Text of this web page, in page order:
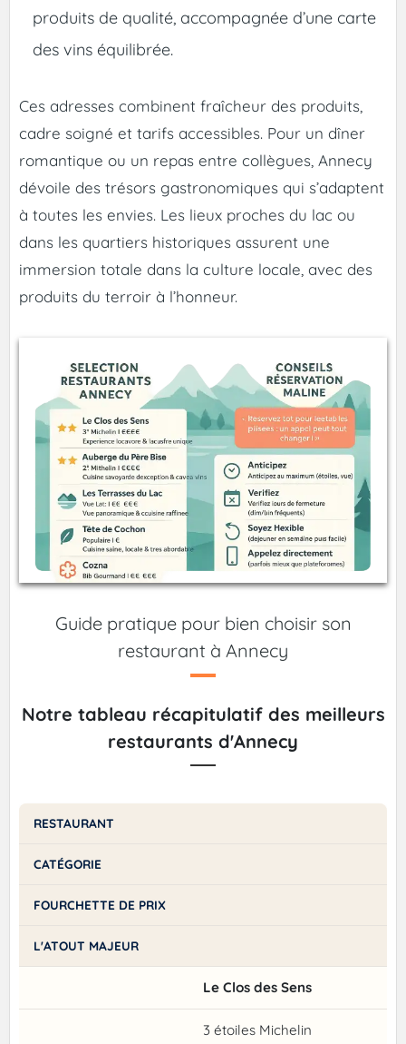
produits de qualité, accompagnée d’une carte
des vins équilibrée.
Ces adresses combinent fraîcheur des produits,
cadre soigné et tarifs accessibles. Pour un dîner
romantique ou un repas entre collègues, Annecy
dévoile des trésors gastronomiques qui s’adaptent
à toutes les envies. Les lieux proches du lac ou
dans les quartiers historiques assurent une
immersion totale dans la culture locale, avec des
produits du terroir à l’honneur.
Guide pratique pour bien choisir son
restaurant à Annecy
Notre tableau récapitulatif des meilleurs
restaurants d'Annecy
RESTAURANT
CATÉGORIE
FOURCHETTE DE PRIX
L'ATOUT MAJEUR
Le Clos des Sens
3 étoiles Michelin